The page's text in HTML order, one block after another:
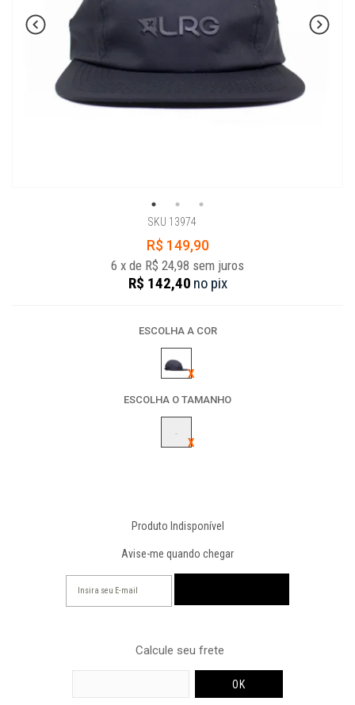
SKU 13974
R$ 149,90
6 x de R$ 24,98 sem juros
R$ 142,40 no pix
ESCOLHA A COR
ESCOLHA O TAMANHO
-
Produto Indisponível
Avise-me quando chegar
Calcule seu frete